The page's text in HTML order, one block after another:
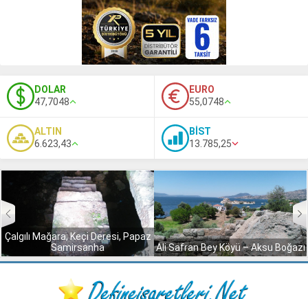
DOLAR
47,7048
EURO
55,0748
ALTIN
6.623,43
BİST
13.785,25
Çalgılı Mağara, Keçi Deresi, Papaz
Samirsanha
Ali Safran Bey Köyü – Aksu Boğazı